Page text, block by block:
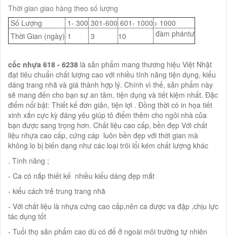
Thời gian giao hàng theo số lượng
Số Lượng
1- 300 301-600 601- 1000> 1000
Thời Gian (ngày) 1 3 10 đàm phántư
cốc nhựa 618 - 6238 là sản phẩm mang thương hiệu Việt Nhật
đạt tiêu chuẩn chất lượng cao với nhiều tính năng tiện dụng, kiểu
dáng trang nhã và giá thành hợp lý. Chính vì thế, sản phẩm này
sẽ mang đến cho bạn sự an tâm, tiện dụng và tiết kiệm nhất. Đặc
điểm nổi bật: Thiết kế đơn giản, tiện lợi . Đồng thời có in họa tiết
xinh xắn cực kỳ đáng yêu giúp tô điểm thêm cho ngôi nhà của
bạn được sang trọng hơn. Chất liệu cao cấp, bền đẹp Với chất
liệu nhựa cao cấp, cứng cáp luôn bền đẹp với thời gian mà
không lo bị biến dạng như các loại trôi lổi kém chất lượng khác
. Tính năng ;
- Ca có nắp thiết kế nhiều kiểu dáng đẹp mắt
- kiểu cách trẻ trung trang nhã
- Với chất liệu là nhựa cứng cao cấp,nên ca được va đập ,chịu lực
tác dụng tốt
- Tuổi thọ sản phẩm cao dù có để ở ngoài môi trường tự nhiên